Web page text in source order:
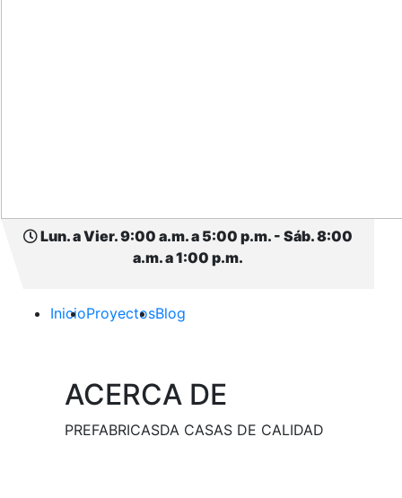
Lun. a Vier. 9:00 a.m. a 5:00 p.m. - Sáb. 8:00
a.m. a 1:00 p.m.
InicioProyectosBlog
ACERCA DE
PREFABRICASDA CASAS DE CALIDAD